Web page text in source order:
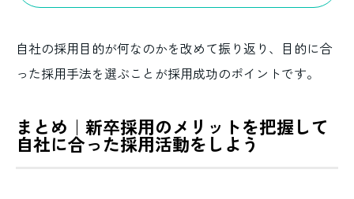
自社の採用目的が何なのかを改めて振り返り、目的に合
った採用手法を選ぶことが採用成功のポイントです。
まとめ｜新卒採用のメリットを把握して
自社に合った採用活動をしよう